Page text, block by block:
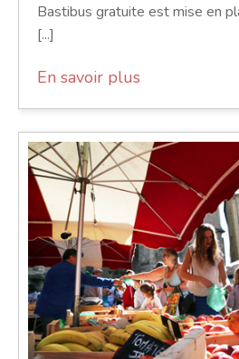
Bastibus gratuite est mise en
[...]
En savoir plus